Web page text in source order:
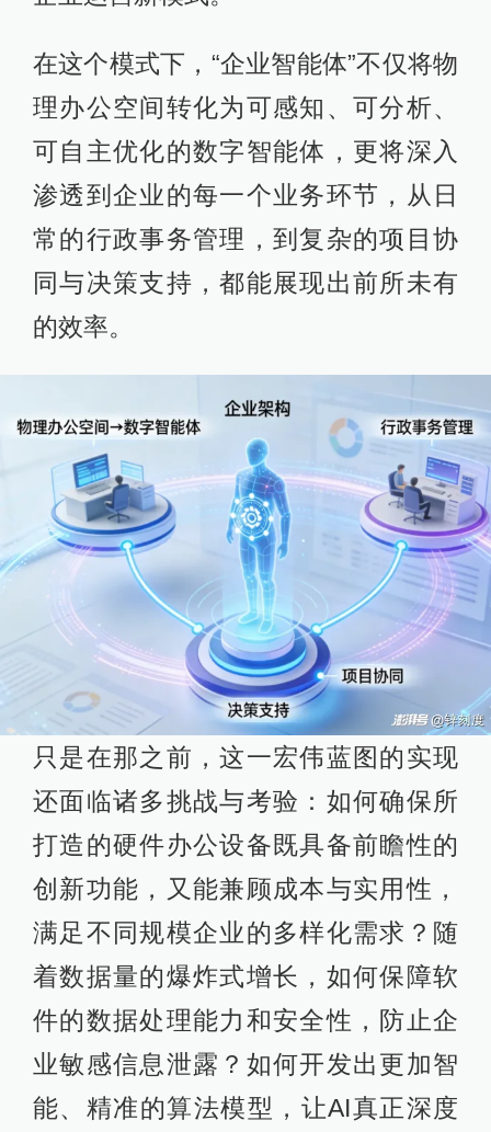
在这个模式下，“企业智能体”不仅将物
理办公空间转化为可感知、可分析、
可自主优化的数字智能体，更将深入
渗透到企业的每一个业务环节，从日
常的行政事务管理，到复杂的项目协
同与决策支持，都能展现出前所未有
的效率。
只是在那之前，这一宏伟蓝图的实现
还面临诸多挑战与考验：如何确保所
打造的硬件办公设备既具备前瞻性的
创新功能，又能兼顾成本与实用性，
满足不同规模企业的多样化需求？随
着数据量的爆炸式增长，如何保障软
件的数据处理能力和安全性，防止企
业敏感信息泄露？如何开发出更加智
能、精准的算法模型，让AI真正深度